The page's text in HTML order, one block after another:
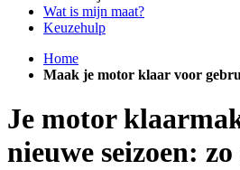
Wat is mijn maat?
Keuzehulp
Home
Maak je motor klaar voor
Je motor
nieuwe seizoen: